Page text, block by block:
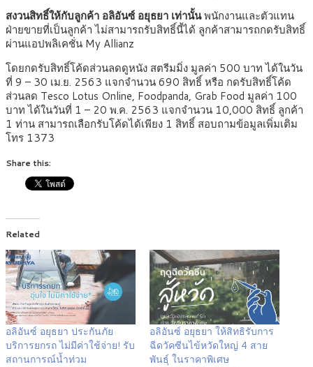
สงวนสิทธิ์ให้กับลูกค้า อลิอันซ์ อยุธยา เท่านั้นพนักงานและตัวแทน
ฝ่ายขายที่เป็นลูกค้า ไม่สามารถรับสิทธิ์นี้ได้ ลูกค้าสามารถกดรับสิทธิ์
ผ่านแอปพลิเคชั่น My Allianz
โดยกดรับสิทธิ์โค้ดส่วนลดดูหนัง สตรีมมิ่ง มูลค่า 500 บาท ได้ในวัน
ที่ 9 – 30 เม.ย. 2563 แจกจำนวน 690 สิทธิ์ หรือ กดรับสิทธิ์โค้ด
ส่วนลด Tesco Lotus Online, Foodpanda, Grab Food มูลค่า 100
บาท ได้ในวันที่ 1 – 20 พ.ค. 2563 แจกจำนวน 10,000 สิทธิ์ ลูกค้า
1 ท่าน สามารถเลือกรับโค้ดได้เพียง 1 สิทธิ์ สอบถามข้อมูลเพิ่มเติม
โทร 1373
Share this:
Related
อลิอันซ์ อยุธยา ประกันภัย
บริการยกรถ ไม่มีค่าใช้จ่าย! รับ
สถานการณ์น้ำท่วม
อลิอันซ์ อยุธยา ให้สิทธิรับการ
ฉีดวัคซีนไข้หวัดใหญ่ 4 สาย
พันธุ์ ในราคาพิเศษ